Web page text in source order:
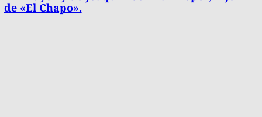
de «El Chapo».